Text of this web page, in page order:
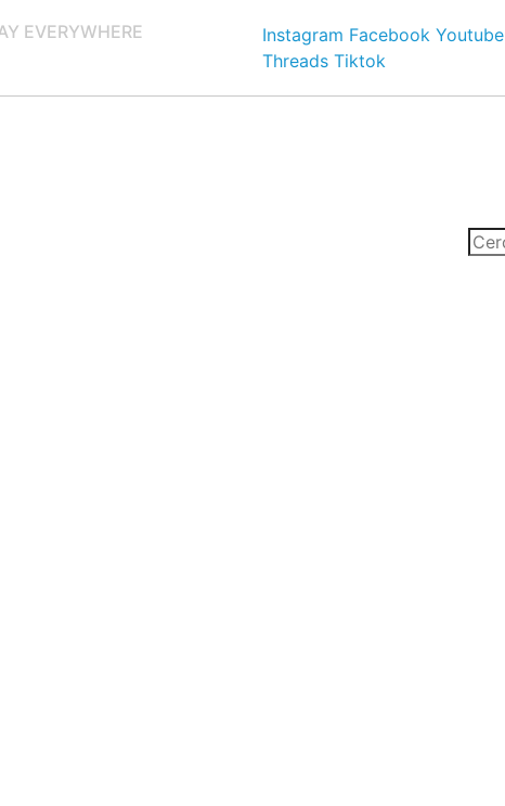
EVERYWHERE Instagram Facebook Youtube
Threads Tiktok